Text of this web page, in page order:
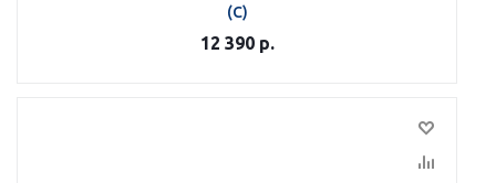
(C)
12 390 р.